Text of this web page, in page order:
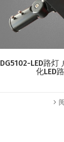
DG5102-LED路
化LED